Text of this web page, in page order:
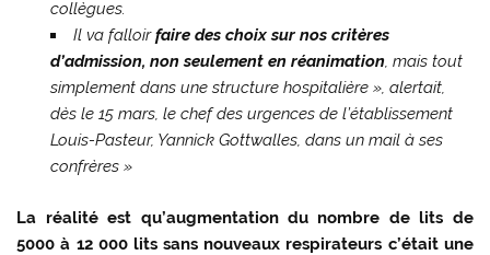
collègues.
Il va falloirfaire des choix sur nos critères
d’admission, non seulement en réanimation, mais tout
simplement dans une structure hospitalière », alertait,
dès le 15 mars, le chef des urgences de l’établissement
Louis-Pasteur, Yannick Gottwalles, dans un mail à ses
confrères »
La réalité est qu’augmentation du nombre de lits de
5000 à 12 000 lits sans nouveaux respirateurs c’était une